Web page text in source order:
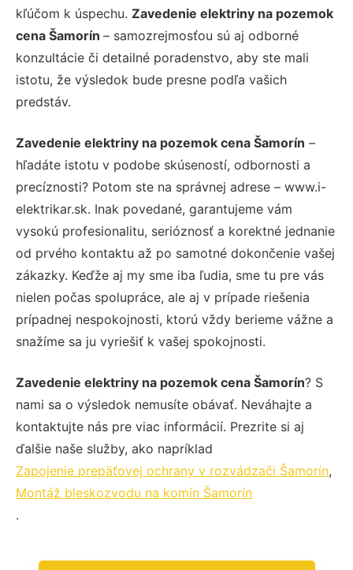
kľúčom k úspechu. Zavedenie elektriny na pozemok
cena Šamorín – samozrejmosťou sú aj odborné
konzultácie či detailné poradenstvo, aby ste mali
istotu, že výsledok bude presne podľa vašich
predstáv.
Zavedenie elektriny na pozemok cena Šamorín –
hľadáte istotu v podobe skúseností, odbornosti a
precíznosti? Potom ste na správnej adrese – www.i-
elektrikar.sk. Inak povedané, garantujeme vám
vysokú profesionalitu, serióznosť a korektné jednanie
od prvého kontaktu až po samotné dokončenie vašej
zákazky. Keďže aj my sme iba ľudia, sme tu pre vás
nielen počas spolupráce, ale aj v prípade riešenia
prípadnej nespokojnosti, ktorú vždy berieme vážne a
snažíme sa ju vyriešiť k vašej spokojnosti.
Zavedenie elektriny na pozemok cena Šamorín? S
nami sa o výsledok nemusíte obávať. Neváhajte a
kontaktujte nás pre viac informácií. Prezrite si aj
ďalšie naše služby, ako napríklad
Zapojenie prepäťovej ochrany v rozvádzači Šamorín,
Montáž bleskozvodu na komín Šamorín
.